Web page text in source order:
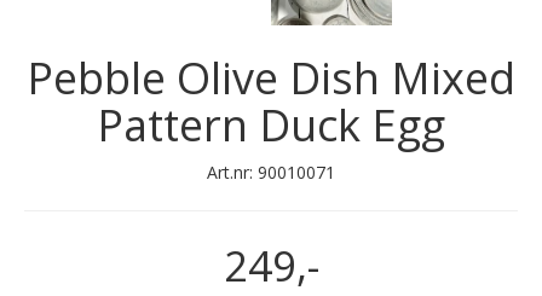
Pebble Olive Dish Mixed
Pattern Duck Egg
Art.nr: 90010071
249,-